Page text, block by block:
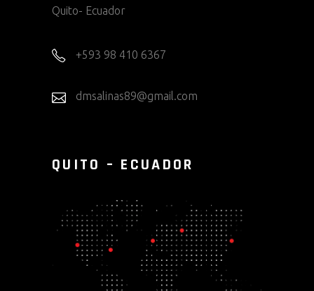
Quito- Ecuador
+593 98 410 6367
dmsalinas89@gmail.com
QUITO – ECUADOR